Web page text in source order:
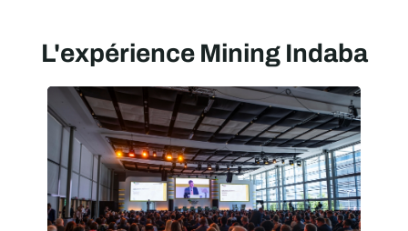
L'expérience Mining Indaba